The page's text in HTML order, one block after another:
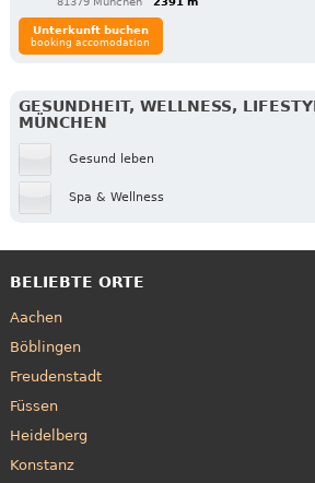
Unterkunft buchen
booking accomodation
GESUNDHEIT, WELLNESS,
MÜNCHEN
Gesund leben
Spa & Wellness
BELIEBTE ORTE
Aachen
Böblingen
Freudenstadt
Füssen
Heidelberg
Konstanz